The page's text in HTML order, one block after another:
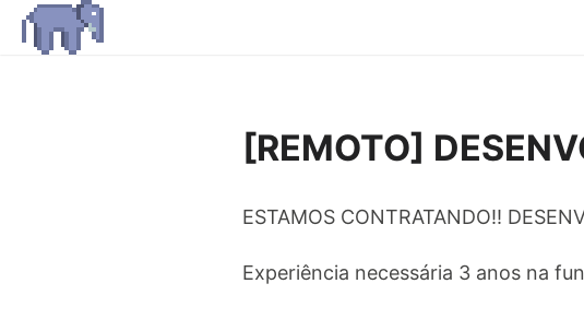
[REMOTO]
ESTAMOS CONTRATANDO!!
Experiência necessária 3 anos na